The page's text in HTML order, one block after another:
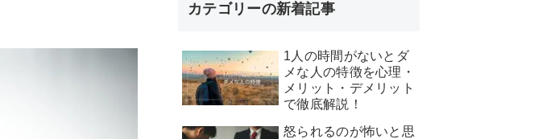
カテゴリーの新着記事
1人の時間がないとダ
メな人の特徴を心理・
メリット・デメリット
で徹底解説！
怒られるのが怖いと思